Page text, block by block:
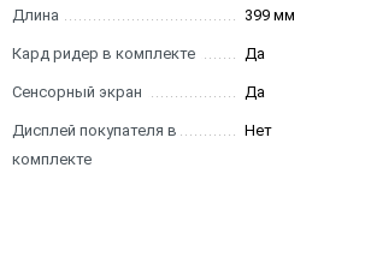
Длина 399 мм
Кард ридер в комплекте Да
Сенсорный экран Да
Дисплей покупателя в
комплекте
Нет